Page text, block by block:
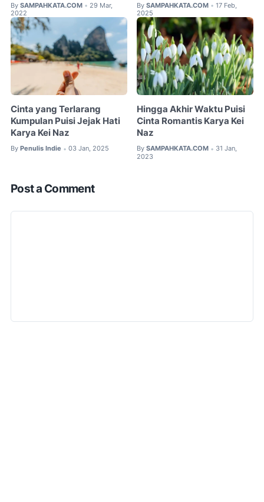
By SAMPAHKATA.COM • 29 Mar,
2022
By SAMPAHKATA.COM • 17 Feb,
2025
Cinta yang Terlarang
Kumpulan Puisi Jejak Hati
Karya Kei Naz
By Penulis Indie • 03 Jan, 2025
Hingga Akhir Waktu Puisi
Cinta Romantis Karya Kei
Naz
By SAMPAHKATA.COM • 31 Jan,
2023
Post a Comment